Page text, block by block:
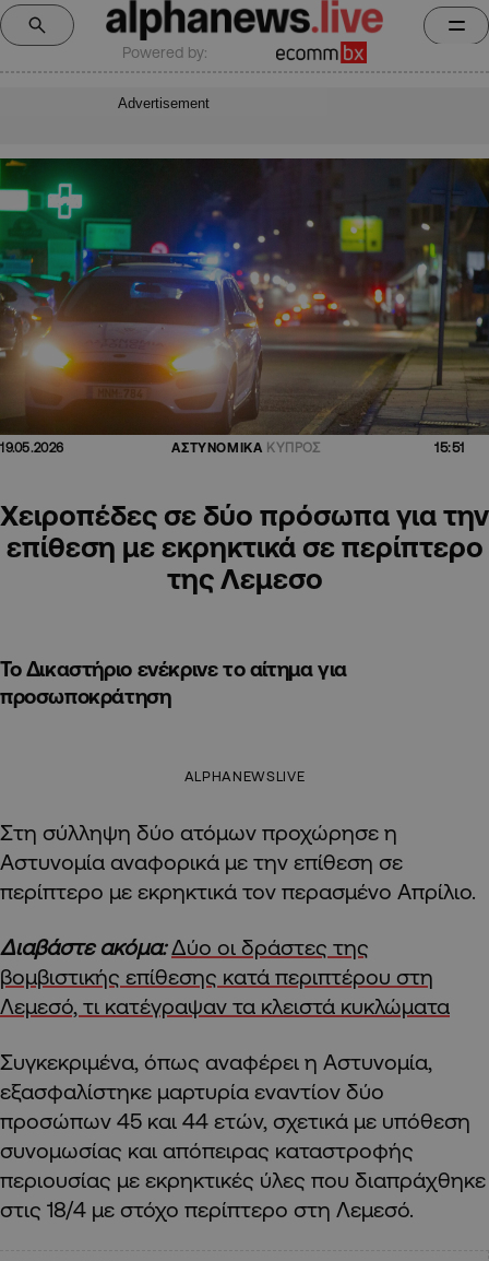
Powered by:
Advertisement
19.05.2026 ΑΣΤΥΝΟΜΙΚΑ ΚΥΠΡΟΣ 15:51
Χειροπέδες σε δύο πρόσωπα για την
επίθεση με εκρηκτικά σε περίπτερο
της Λεμεσο
Το Δικαστήριο ενέκρινε το αίτημα για
προσωποκράτηση
ALPHANEWSLIVE
Στη σύλληψη δύο ατόμων προχώρησε η
Αστυνομία αναφορικά με την επίθεση σε
περίπτερο με εκρηκτικά τον περασμένο Απρίλιο.
Διαβάστε ακόμα:Δύο οι δράστες της
βομβιστικής επίθεσης κατά περιπτέρου στη
Λεμεσό, τι κατέγραψαν τα κλειστά κυκλώματα
Συγκεκριμένα, όπως αναφέρει η Αστυνομία,
εξασφαλίστηκε μαρτυρία εναντίον δύο
προσώπων 45 και 44 ετών, σχετικά με υπόθεση
συνομωσίας και απόπειρας καταστροφής
περιουσίας με εκρηκτικές ύλες που διαπράχθηκε
στις 18/4 με στόχο περίπτερο στη Λεμεσό.